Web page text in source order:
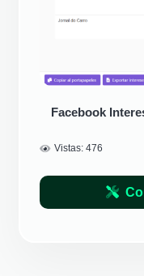
Facebook
Vistas:476